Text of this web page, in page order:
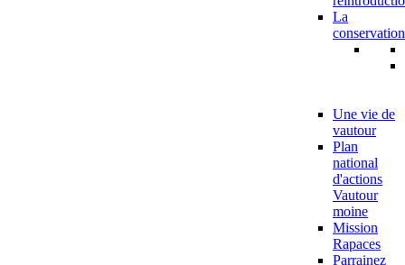
La
conservation
Une vie de
vautour
Plan
national
d'actions
Vautour
moine
Mission
Rapaces
Parrainez